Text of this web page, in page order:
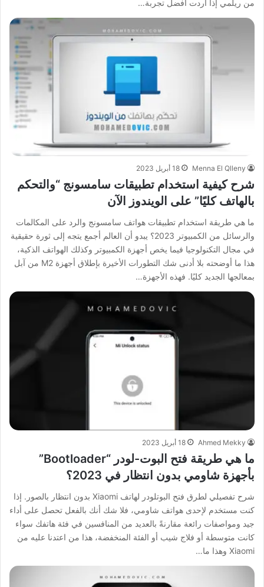
من ريلمي إذا أردت أفضل تجربة…
Menna El Qlleny 18 أبريل 2023
شرح كيفية استخدام تطبيقات سامسونج “والتحكم
بالهاتف كليًا” على الويندوز الآن
ما هي طريقة استخدام تطبيقات هواتف سامسونج والرد على المكالمات
والرسائل من الكمبيوتر 2023؟ يبدو أن العالم أجمع يتجه إلى ثورة حقيقية
في مجال التكنولوجيا فيما يخص أجهزة الكمبيوتر وكذلك الهواتف الذكية،
هذا ما أوضحته بلا أدنى شك التطورات الأخيرة بإطلاق أجهزة M2 من آبل
بمعالجها الجديد كليًا. فهذه الأجهزة…
Ahmed Mekky 18 أبريل 2023
ما هي طريقة فتح البوت-لودر “Bootloader”
بأجهزة شاومي بدون انتظار في 2023؟
شرح تفصيلي لطرق فتح البوتلودر لهاتف Xiaomi بدون انتظار بالصور. إذا
كنت مستخدم لإحدى هواتف شاومي، فلا شك أنك بالفعل تحصل على أداء
جيد ومواصفات رائعة مقارنةً بالعديد من المنافسين في فئة هاتفك سواء
كانت متوسطة أو فلاج شيب أو الفئة المنخفضة، هذا من اعتدنا عليه من
Xiaomi وهذا ما…